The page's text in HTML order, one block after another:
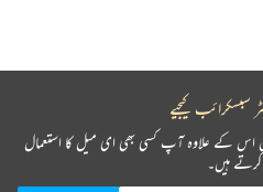
سبسکرائب کیجیے
اس کے علاوہ آپ کسی بھی ای میل کا استعمال
کرتے ہیں۔